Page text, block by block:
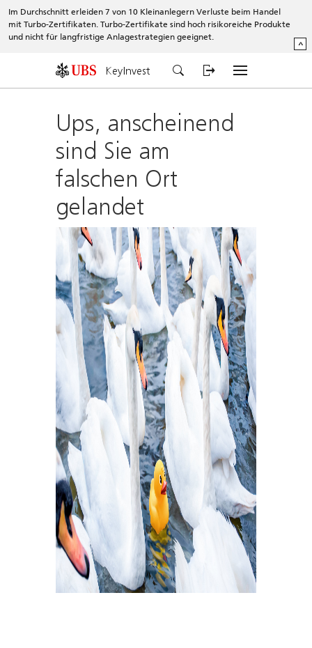
Im Durchschnitt erleiden 7 von 10 Kleinanlegern Verluste beim Handel
mit Turbo-Zertifikaten. Turbo-Zertifikate sind hoch risikoreiche Produkte
und nicht für langfristige Anlagestrategien geeignet.
^
KeyInvest
Ups, anscheinend
sind Sie am
falschen Ort
gelandet